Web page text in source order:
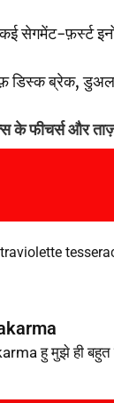
फ़र्स्ट
डिस्क ब्रेक,
के फीचर्स और
हु मुझे ही बहुत